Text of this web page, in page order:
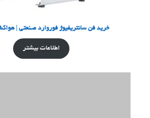
خرید فن سانتریفیوژ فوروارد صنعتی |
اطلاعات بیشتر